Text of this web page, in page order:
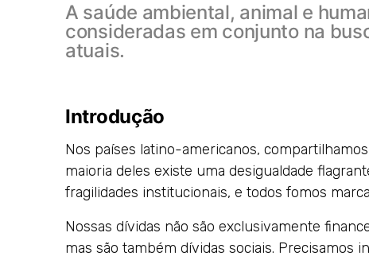
A saúde ambiental, animal e
consideradas em conjunto na
atuais.
Introdução
Nos países latino-americanos,
maioria deles existe uma desigualdade
fragilidades institucionais, e todos fomos
Nossas dívidas não são exclusivamente
mas são também dívidas sociais. Precisamos